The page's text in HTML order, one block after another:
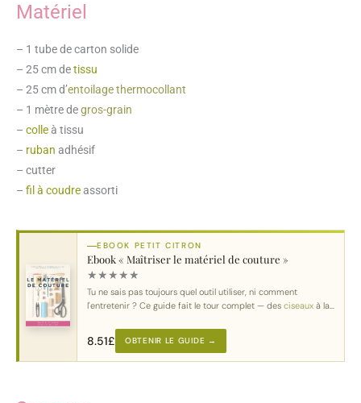
Matériel
– 1 tube de carton solide
– 25 cm detissu
– 25 cm d’entoilage thermocollant
– 1 mètre degros-grain
– colleà tissu
– ruban adhésif
– cutter
– fil à coudreassorti
EBOOK PETIT CITRON
Ebook « Maîtriser le matériel de couture »
★★★★★
Tu ne sais pas toujours quel outil utiliser, ni comment
l'entretenir ? Ce guide fait le tour complet — des ciseaux à la
8.51£ OBTENIR LE GUIDE →